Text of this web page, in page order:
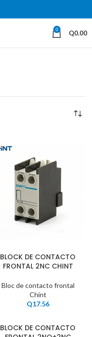
0 Q0.00
BLOCK DE CONTACTO
FRONTAL 2NC CHINT
Bloc de contacto frontal
Chint
Q17.56
BLOCK DE CONTACTO